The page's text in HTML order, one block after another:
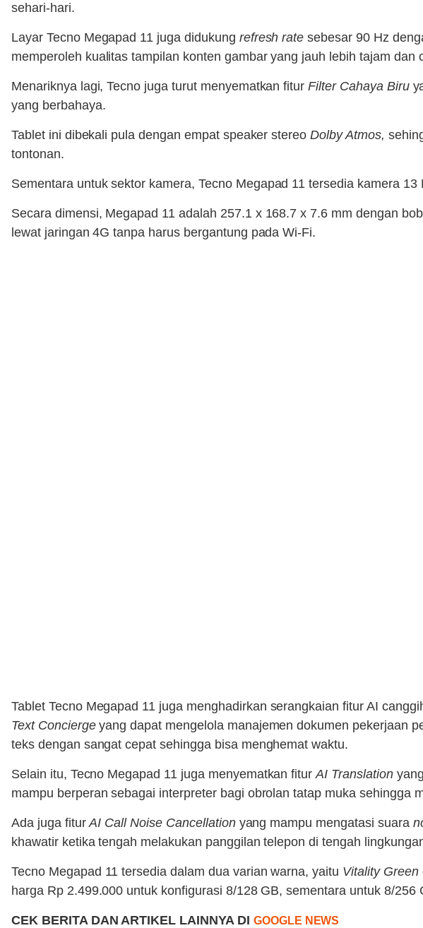
sehari-hari.
Layar Tecno Megapad 11 juga didukung refresh rate sebesar 90 Hz
memperoleh kualitas tampilan konten gambar yang jauh lebih tajam dan
Menariknya lagi, Tecno juga turut menyematkan fiturFilter Cahaya Biru
yang berbahaya.
Tablet ini dibekali pula dengan empat speaker stereoDolby Atmos,
tontonan.
Sementara untuk sektor kamera, Tecno Megapad 11 tersedia kamera
Secara dimensi, Megapad 11 adalah 257.1 x 168.7 x 7.6 mm dengan
lewat jaringan 4G tanpa harus bergantung pada Wi-Fi.
Tablet Tecno Megapad 11 juga menghadirkan serangkaian fitur AI
Text Conciergeyang dapat mengelola manajemen dokumen pekerjaan
teks dengan sangat cepat sehingga bisa menghemat waktu.
Selain itu, Tecno Megapad 11 juga menyematkan fiturAI Translation
mampu berperan sebagai interpreter bagi obrolan tatap muka sehingga
Ada juga fiturAI Call Noise Cancellationyang mampu mengatasi suara
khawatir ketika tengah melakukan panggilan telepon di tengah
Tecno Megapad 11 tersedia dalam dua varian warna, yaitu Vitality Green
harga Rp 2.499.000 untuk konfigurasi 8/128 GB, sementara untuk 8/256
CEK BERITA DAN ARTIKEL LAINNYA DI GOOGLE NEWS